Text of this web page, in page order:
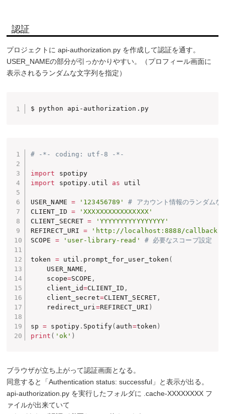
認証
プロジェクトに api-authorization.py を作成して認証を通す。
USER_NAMEの部分が引っかかりやすい。（プロフィール画面に
表示されるランダムな文字列を指定）
$ python api-authorization.py
# -*- coding: utf-8 -*-
import
import
spotipy . util as util
USER_NAME = '123456789'
# アカウント情報のランダムな
CLIENT_ID =
'XXXXXXXXXXXXXXXX'
CLIENT_SECRET =
'YYYYYYYYYYYYYYYY'
REFIRECT_URI =
'http://localhost:8888/callback'
SCOPE = 'user-library-read' # 必要なスコープ設定
token = util . prompt_for_user_token (
    USER_NAME
,
    scope
=SCOPE ,
    client_id
=CLIENT_ID ,
    client_secret
=CLIENT_SECRET ,
    redirect_uri
=REFIRECT_URI )
sp = spotipy . Spotify( auth=token )
print ( 'ok' )
ブラウザが立ち上がって認証画面となる。
同意すると「Authentication status: successful」と表示が出る。
api-authorization.py を実行したフォルダに .cache-XXXXXXXX フ
ァイルが出来ていて